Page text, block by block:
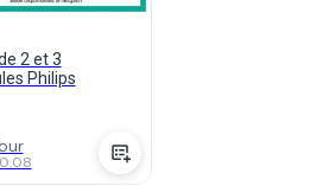
2 et 3
Philips